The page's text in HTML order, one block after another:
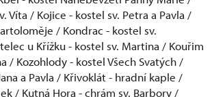
Víta / Kojice - kostel sv. Petra a Pavla /
/ Kondrac - kostel sv.
u Křížku - kostel sv. Martina / Kouřim
/ Kozohlody - kostel Všech Svatých /
a Pavla / Křivoklát - hradní kaple /
/ Kutná Hora - chrám sv. Barbory /